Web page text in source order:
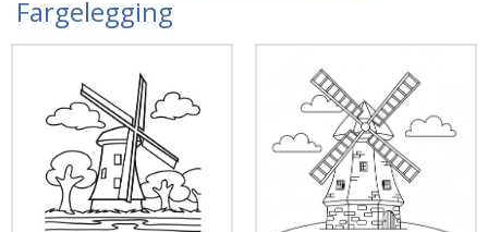
Fargelegging